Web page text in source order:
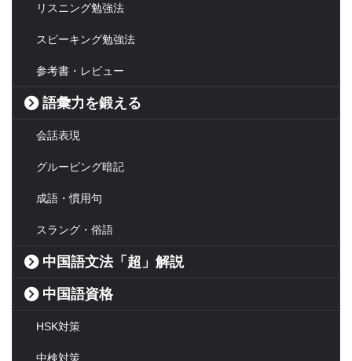
リスニング勉強法
スピーキング勉強法
参考書・レビュー
語彙力を鍛える
会話表現
グルーピング暗記
成語・慣用句
スラング・俗語
中国語文法「超」解説
中国語資格
HSK対策
中検対策